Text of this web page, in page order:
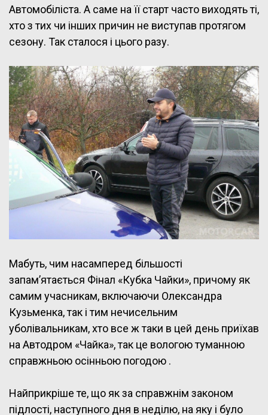
Автомобіліста. А саме на її старт часто виходять ті,
хто з тих чи інших причин не виступав протягом
сезону. Так сталося і цього разу.
Мабуть, чим насамперед більшості
запам’ятається Фінал «Кубка Чайки», причому як
самим учасникам, включаючи Олександра
Кузьменка, так і тим нечисельним
уболівальникам, хто все ж таки в цей день приїхав
на Автодром «Чайка», так це вологою туманною
справжньою осінньою погодою .
Найприкріше те, що як за справжнім законом
підлості, наступного дня в неділю, на яку і було